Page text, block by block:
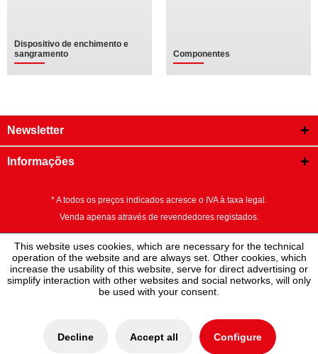
Dispositivo de enchimento e
sangramento
Componentes
Newsletter
Informações
* A todos os preços indicados acresce o IVA à taxa legal.
Venda apenas através de revendedores registados.
This website uses cookies, which are necessary for the technical
operation of the website and are always set. Other cookies, which
increase the usability of this website, serve for direct advertising or
simplify interaction with other websites and social networks, will only
be used with your consent.
Decline Accept all Configure